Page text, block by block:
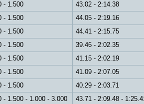
- 1.500 43.02 - 2:14.38
- 1.500 44.05 - 2:19.16
- 1.500 44.41 - 2:15.75
- 1.500 39.46 - 2:02.35
- 1.500 41.15 - 2:02.19
- 1.500 41.09 - 2:07.05
- 1.500 40.29 - 2:03.71
- 1.500 - 1.000 - 3.000 43.71 - 2:09.48 -